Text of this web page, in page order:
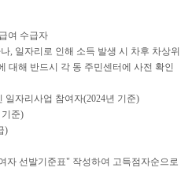
여 수급자
, 일자리로 인해 소득 발생 시 차후 차상위
대해 반드시 각 동 주민센터에 사전 확인
일자리사업 참여자(2024년 기준)
기준)
)
자 선발기준표" 작성하여 고득점자순으로